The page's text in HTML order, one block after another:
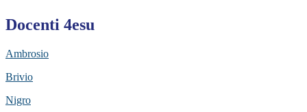
Docenti 4esu
Ambrosio
Brivio
Nigro